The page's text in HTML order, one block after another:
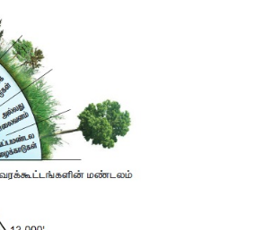
கனடா, மற்றும் ஜெர்மனி
காணப்படுவதுமில்லை.
(Thermal Stratification):
சார்ந்த வாழ்விடத்தில்
வெப்பநிலை அடுக்குளில் ஏற்படும்